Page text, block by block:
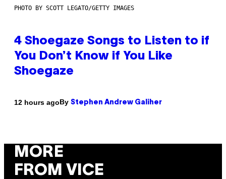
PHOTO BY SCOTT LEGATO/GETTY IMAGES
4 Shoegaze Songs to Listen to if
You Don’t Know if You Like
Shoegaze
12 hours agoBy Stephen Andrew Galiher
MORE
FROM VICE